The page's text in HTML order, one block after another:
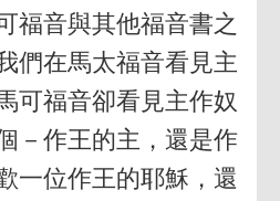
福音與其他福音書之
們在馬太福音看見主
可福音卻看見主作奴
－作王的主，還是作
一位作王的耶穌，還